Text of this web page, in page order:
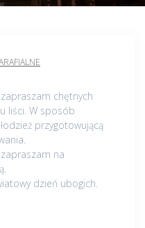
chętnych
liści. W sposób
przygotowującą
na
dzień ubogich.